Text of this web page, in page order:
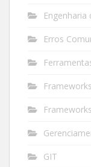
Erros
GIT